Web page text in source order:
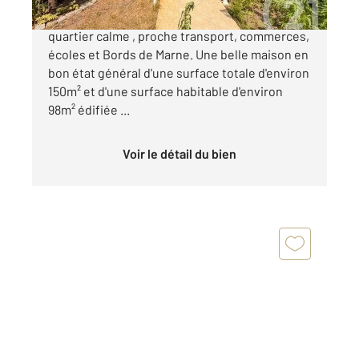
Century 21 ADAMVILLE vous présente dans un
quartier calme , proche transport, commerces,
écoles et Bords de Marne. Une belle maison en
bon état général d'une surface totale d'environ
150m² et d'une surface habitable d'environ
98m² édifiée ...
Voir le détail du bien